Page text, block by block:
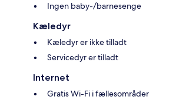
Ingen baby-/barnesenge
Kæledyr
Kæledyr er ikke tilladt
Servicedyr er tilladt
Internet
Gratis Wi-Fi i fællesområder